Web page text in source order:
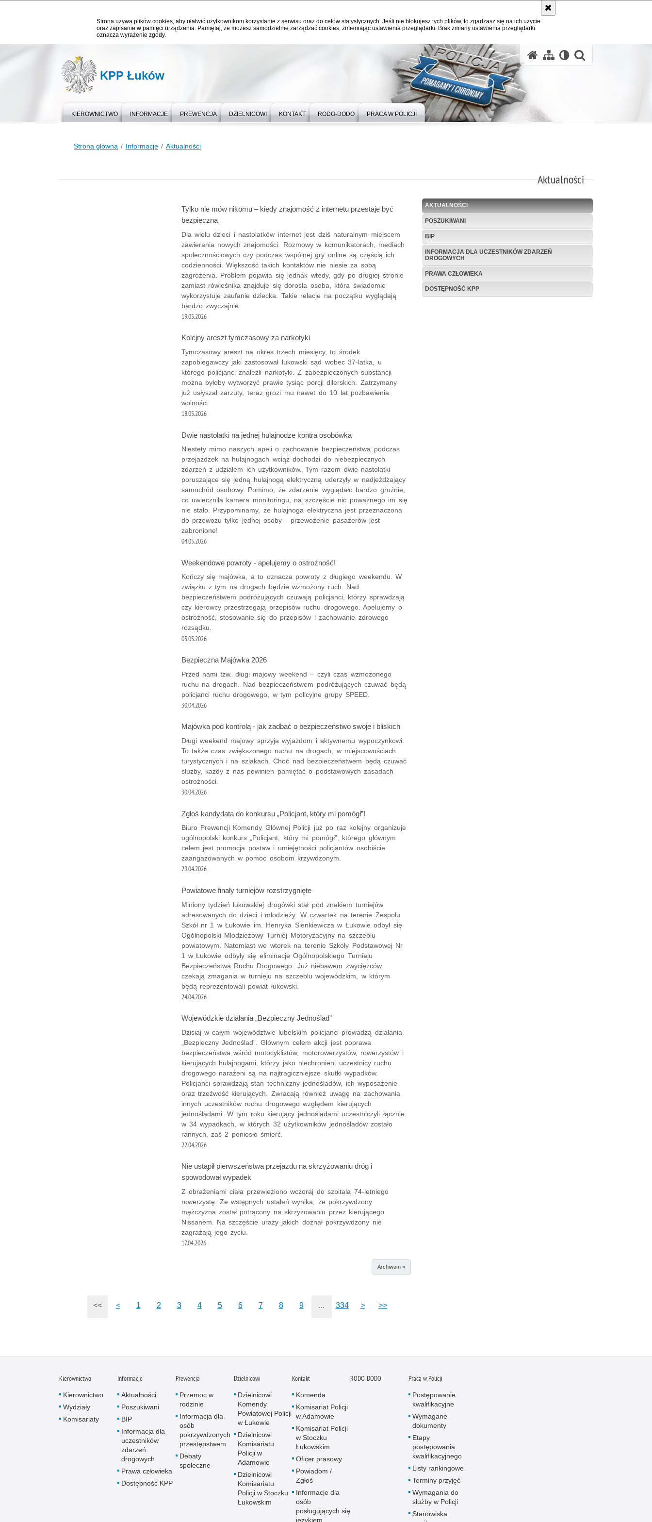
Strona używa plików cookies, aby ułatwić użytkownikom korzystanie z serwisu oraz do celów statystycznych. Jeśli nie blokujesz tych plików, to zgadzasz się na ich użycie
oraz zapisanie w pamięci urządzenia. Pamiętaj, że możesz samodzielnie zarządzać cookies, zmieniając ustawienia przeglądarki. Brak zmiany ustawienia przeglądarki
oznacza wyrażenie zgody.
KPP Łuków
KIEROWNICTWO INFORMACJE PREWENCJA DZIELNICOWI KONTAKT RODO-DODO PRACA W POLICJI
Strona główna Informacje Aktualności
Aktualności
Tylko nie mów nikomu – kiedy znajomość z internetu przestaje być
bezpieczna
Dla wielu dzieci i nastolatków internet jest dziś naturalnym miejscem
zawierania nowych znajomości. Rozmowy w komunikatorach, mediach
społecznościowych czy podczas wspólnej gry online są częścią ich
codzienności. Większość takich kontaktów nie niesie za sobą
zagrożenia. Problem pojawia się jednak wtedy, gdy po drugiej stronie
zamiast rówieśnika znajduje się dorosła osoba, która świadomie
wykorzystuje zaufanie dziecka. Takie relacje na początku wyglądają
bardzo zwyczajnie.
19.05.2026
Kolejny areszt tymczasowy za narkotyki
Tymczasowy areszt na okres trzech miesięcy, to środek
zapobiegawczy jaki zastosował łukowski sąd wobec 37-latka, u
którego policjanci znaleźli narkotyki. Z zabezpieczonych substancji
można byłoby wytworzyć prawie tysiąc porcji dilerskich. Zatrzymany
już usłyszał zarzuty, teraz grozi mu nawet do 10 lat pozbawienia
wolności.
18.05.2026
Dwie nastolatki na jednej hulajnodze kontra osobówka
Niestety mimo naszych apeli o zachowanie bezpieczeństwa podczas
przejażdżek na hulajnogach wciąż dochodzi do niebezpiecznych
zdarzeń z udziałem ich użytkowników. Tym razem dwie nastolatki
poruszające się jedną hulajnogą elektryczną uderzyły w nadjeżdżający
samochód osobowy. Pomimo, że zdarzenie wyglądało bardzo groźnie,
co uwieczniła kamera monitoringu, na szczęście nic poważnego im się
nie stało. Przypominamy, że hulajnoga elektryczna jest przeznaczona
do przewozu tylko jednej osoby - przewożenie pasażerów jest
zabronione!
04.05.2026
Weekendowe powroty - apelujemy o ostrożność!
Kończy się majówka, a to oznacza powroty z długiego weekendu. W
związku z tym na drogach będzie wzmożony ruch. Nad
bezpieczeństwem podróżujących czuwają policjanci, którzy sprawdzają
czy kierowcy przestrzegają przepisów ruchu drogowego. Apelujemy o
ostrożność, stosowanie się do przepisów i zachowanie zdrowego
rozsądku.
03.05.2026
Bezpieczna Majówka 2026
Przed nami tzw. długi majowy weekend – czyli czas wzmożonego
ruchu na drogach. Nad bezpieczeństwem podróżujących czuwać będą
policjanci ruchu drogowego, w tym policyjne grupy SPEED.
30.04.2026
Majówka pod kontrolą - jak zadbać o bezpieczeństwo swoje i bliskich
Długi weekend majowy sprzyja wyjazdom i aktywnemu wypoczynkowi.
To także czas zwiększonego ruchu na drogach, w miejscowościach
turystycznych i na szlakach. Choć nad bezpieczeństwem będą czuwać
służby, każdy z nas powinien pamiętać o podstawowych zasadach
ostrożności.
30.04.2026
Zgłoś kandydata do konkursu „Policjant, który mi pomógł”!
Biuro Prewencji Komendy Głównej Policji już po raz kolejny organizuje
ogólnopolski konkurs „Policjant, który mi pomógł”, którego głównym
celem jest promocja postaw i umiejętności policjantów osobiście
zaangażowanych w pomoc osobom krzywdzonym.
29.04.2026
Powiatowe finały turniejów rozstrzygnięte
Miniony tydzień łukowskiej drogówki stał pod znakiem turniejów
adresowanych do dzieci i młodzieży. W czwartek na terenie Zespołu
Szkół nr 1 w Łukowie im. Henryka Sienkiewicza w Łukowie odbył się
Ogólnopolski Młodzieżowy Turniej Motoryzacyjny na szczeblu
powiatowym. Natomiast we wtorek na terenie Szkoły Podstawowej Nr
1 w Łukowie odbyły się eliminacje Ogólnopolskiego Turnieju
Bezpieczeństwa Ruchu Drogowego. Już niebawem zwycięzców
czekają zmagania w turnieju na szczeblu wojewódzkim, w którym
będą reprezentowali powiat łukowski.
24.04.2026
Wojewódzkie działania „Bezpieczny Jednoślad”
Dzisiaj w całym województwie lubelskim policjanci prowadzą działania
„Bezpieczny Jednoślad”. Głównym celem akcji jest poprawa
bezpieczeństwa wśród motocyklistów, motorowerzystów, rowerzystów i
kierujących hulajnogami, którzy jako niechronieni uczestnicy ruchu
drogowego narażeni są na najtragiczniejsze skutki wypadków.
Policjanci sprawdzają stan techniczny jednośladów, ich wyposażenie
oraz trzeźwość kierujących. Zwracają również uwagę na zachowania
innych uczestników ruchu drogowego względem kierujących
jednośladami. W tym roku kierujący jednośladami uczestniczyli łącznie
w 34 wypadkach, w których 32 użytkowników jednośladów zostało
rannych, zaś 2 poniosło śmierć.
22.04.2026
Nie ustąpił pierwszeństwa przejazdu na skrzyżowaniu dróg i
spowodował wypadek
Z obrażeniami ciała przewieziono wczoraj do szpitala 74-letniego
rowerzystę. Ze wstępnych ustaleń wynika, że pokrzywdzony
mężczyzna został potrącony na skrzyżowaniu przez kierującego
Nissanem. Na szczęście urazy jakich doznał pokrzywdzony nie
zagrażają jego życiu.
17.04.2026
Archiwum »
<< < 1 2 3 4 5 6 7 8 9 ... 334 > >>
AKTUALNOŚCI
POSZUKIWANI
BIP
INFORMACJA DLA UCZESTNIKÓW ZDARZEŃ
DROGOWYCH
PRAWA CZŁOWIEKA
DOSTĘPNOŚĆ KPP
Kierownictwo
Kierownictwo
Wydziały
Komisariaty
Informacje
Aktualności
Poszukiwani
BIP
Informacja dla
uczestników
zdarzeń
drogowych
Prawa człowieka
Dostępność KPP
Prewencja
Przemoc w
rodzinie
Informacja dla
osób
pokrzywdzonych
przestępstwem
Debaty
społeczne
Dzielnicowi
Dzielnicowi
Komendy
Powiatowej Policji
w Łukowie
Dzielnicowi
Komisariatu
Policji w
Adamowie
Dzielnicowi
Komisariatu
Policji w Stoczku
Łukowskim
Kontakt
Komenda
Komisariat Policji
w Adamowie
Komisariat Policji
w Stoczku
Łukowskim
Oficer prasowy
Powiadom /
Zgłoś
Informacje dla
osób
posługujących się
językiem
RODO-DODO Praca w Policji
Postępowanie
kwalifikacyjne
Wymagane
dokumenty
Etapy
postępowania
kwalifikacyjnego
Listy rankingowe
Terminy przyjęć
Wymagania do
służby w Policji
Stanowiska